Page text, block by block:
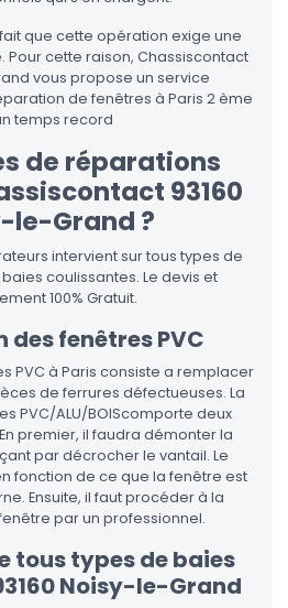
que cette opération exige une
cette raison, Chassiscontact
vous propose un service
de fenêtres à Paris 2 ème
temps record
de réparations
93160
le-Grand ?
intervient sur tous types de
coulissantes. Le devis et
100% Gratuit.
des fenêtres PVC
PVC à Paris consiste a remplacer
de ferrures défectueuses. La
PVC/ALU/BOIScomporte deux
premier, il faudra démonter la
par décrocher le vantail. Le
fonction de ce que la fenêtre est
Ensuite, il faut procéder à la
par un professionnel.
tous types de baies
Noisy-le-Grand